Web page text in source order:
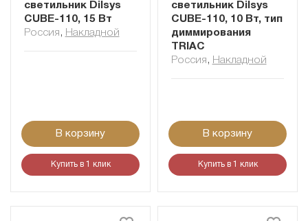
светильник Dilsys
CUBE-110, 15 Вт
Россия , Накладной
В корзину
Купить в 1 клик
светильник Dilsys
CUBE-110, 10 Вт, тип
диммирования
TRIAC
Россия , Накладной
В корзину
Купить в 1 клик